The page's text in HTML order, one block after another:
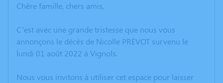
Chère famille, chers amis,
C’est avec une grande tristesse que nous vous
annonçons le décès de Nicolle PREVOT survenu le
lundi 01 août 2022 à Vignols.
Nous vous invitons à utiliser cet espace pour laisser